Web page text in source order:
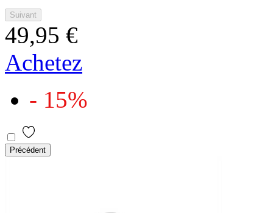
Suivant
49,95 €
Achetez
- 15%
Précédent